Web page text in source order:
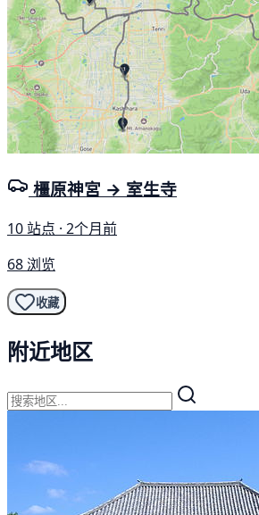
橿原神宮 → 室生寺
10 站点 · 2个月前
68 浏览
收藏
附近地区